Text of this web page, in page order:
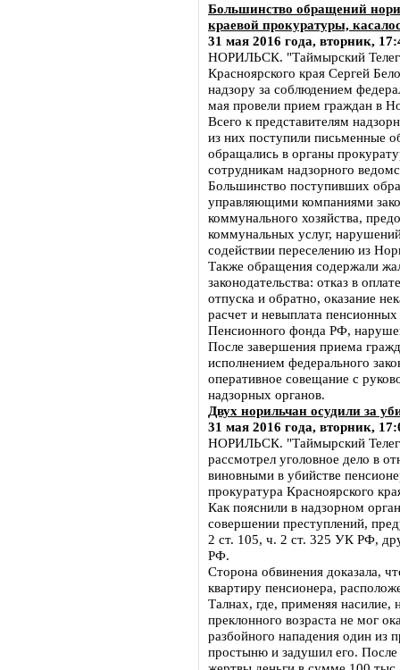
Большинство обращений
краевой прокуратуры,
31 мая 2016 года, вторник,
НОРИЛЬСК. "Таймырский
Красноярского края Сергей
надзору за соблюдением
мая провели прием граждан в
Всего к представителям
из них поступили письменные
обращались в органы
сотрудникам надзорного
Большинство поступивших
управляющими компаниями
коммунального хозяйства,
коммунальных услуг,
содействии переселению из
Также обращения содержали
законодательства: отказ в
отпуска и обратно, оказание
расчет и невыплата
Пенсионного фонда РФ,
После завершения приема
исполнением федерального
оперативное совещание с
надзорных органов.
Двух норильчан осудили за
31 мая 2016 года, вторник,
НОРИЛЬСК. "Таймырский
рассмотрел уголовное дело в
виновными в убийстве
прокуратура Красноярского
Как пояснили в надзорном
совершении преступлений,
2 ст. 105, ч. 2 ст. 325 УК РФ,
РФ.
Сторона обвинения доказала,
квартиру пенсионера,
Талнах, где, применяя насилие,
преклонного возраста не мог
разбойного нападения один из
простыню и задушил его. После